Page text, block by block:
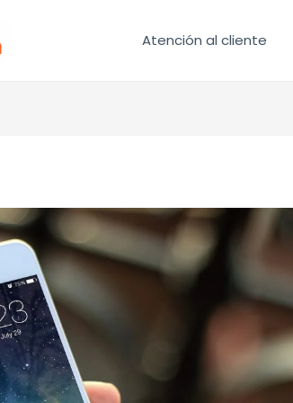
Atención al cliente